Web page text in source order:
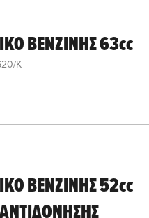
ΒΕΝΖΙΝΗΣ 63cc
K
ΒΕΝΖΙΝΗΣ 52cc